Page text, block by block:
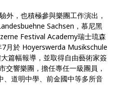
外，也積極參與樂團工作演出，
Sachsen ，慕尼黑
Festival Academy瑞士琉森
7月於 Hoyerswerda Musikschule
篇幅報導，並取得自由藝術家簽
交響樂團，擔任專任一級團員，
、道明中學、前金國中等多所音